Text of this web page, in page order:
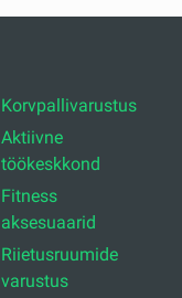
Korvpallivarustus
Aktiivne
töökeskkond
Fitness
aksesuaarid
Riietusruumide
varustus